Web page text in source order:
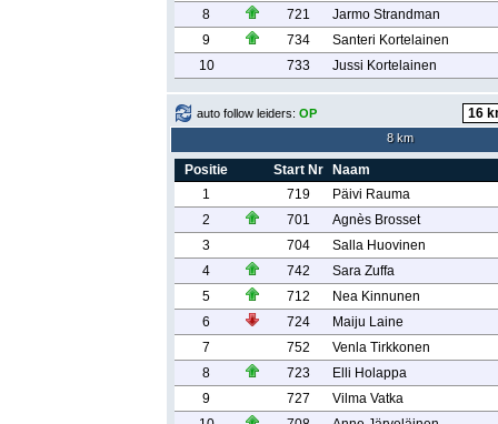
8
721
Jarmo Strandman
9
734
Santeri Kortelainen
10
733 Jussi Kortelainen
auto follow leiders: OP
8 km
Positie Start Nr
Naam
1
719
Päivi Rauma
2
701
Agnès Brosset
3
704
Salla Huovinen
4
742
Sara Zuffa
5
712
Nea Kinnunen
6
724
Maiju Laine
7
752
Venla Tirkkonen
8
723
Elli Holappa
9
727
Vilma Vatka